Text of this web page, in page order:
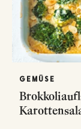
GEMÜSE